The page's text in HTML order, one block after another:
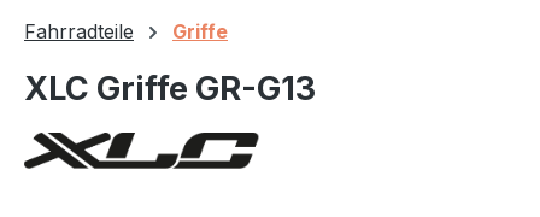
Fahrradteile Griffe
XLC Griffe GR-G13